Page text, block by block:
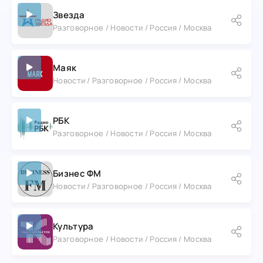
Звезда
Разговорное / Новости / Россия / Москва
Маяк
Новости / Разговорное / Россия / Москва
РБК
Разговорное / Новости / Россия / Москва
Бизнес ФМ
Новости / Разговорное / Россия / Москва
Культура
Разговорное / Новости / Россия / Москва